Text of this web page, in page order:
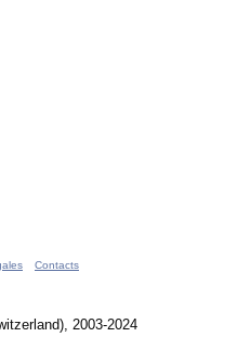
Contacts
2003-2024